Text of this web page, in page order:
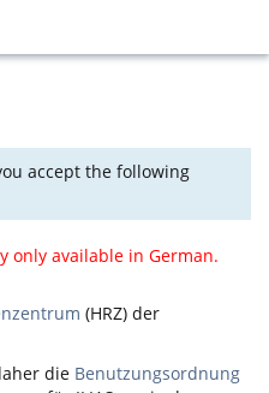
accept the following
only available in German.
(HRZ) der
die Benutzungsordnung